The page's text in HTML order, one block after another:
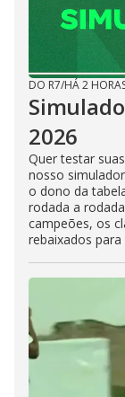
DO R7/HÁ 2
2026
Quer testar
nosso
o dono da
rodada a
campeões, os
rebaixados para